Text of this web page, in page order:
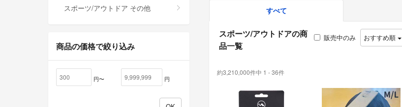
すべて
スポーツ/アウトドアの商
品一覧
販売中のみ おすすめ順
約3,210,000件中 1 - 36件
スポーツ/アウトドア その他
商品の価格で絞り込み
円〜 円